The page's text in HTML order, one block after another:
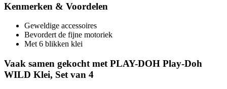
Kenmerken & Voordelen
Geweldige accessoires
Bevordert de fijne motoriek
Met 6 blikken klei
Vaak samen gekocht met PLAY-DOH Play-Doh
WILD Klei, Set van 4